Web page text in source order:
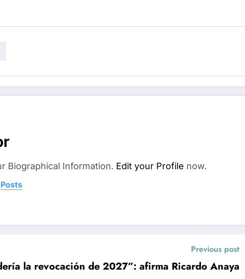
Biographical Information. Edit your Profile now.
Previous post
la revocación de 2027”: afirma Ricardo Anaya